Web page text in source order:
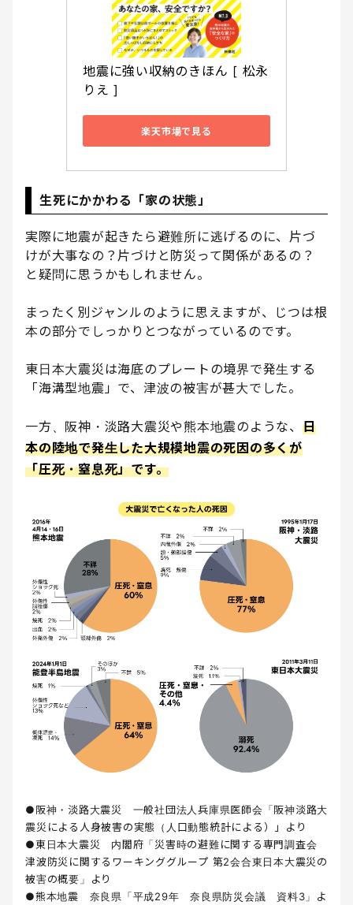
地震に強い収納のきほん [ 松永
りえ ]
楽天市場で見る
生死にかかわる「家の状態」
実際に地震が起きたら避難所に逃げるのに、片づ
けが大事なの？片づけと防災って関係があるの？
と疑問に思うかもしれません。
まったく別ジャンルのように思えますが、じつは根
本の部分でしっかりとつながっているのです。
東日本大震災は海底のプレートの境界で発生する
「海溝型地震」で、津波の被害が甚大でした。
一方、阪神・淡路大震災や熊本地震のような、 日
本の陸地で発生した大規模地震の死因の多くが
「圧死・窒息死」です。
●阪神・淡路大震災 一般社団法人兵庫県医師会「阪神淡路大
震災による人身被害の実態（人口動態統計による）」より
●東日本大震災 内閣府「災害時の避難に関する専門調査会
津波防災に関するワーキンググループ 第2会合東日本大震災の
被害の概要」より
●熊本地震 奈良県「平成29年 奈良県防災会議 資料3」よ